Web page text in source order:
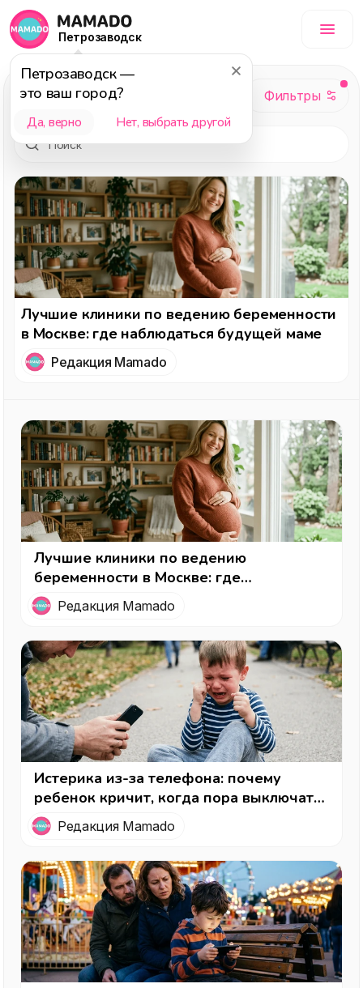
Петрозаводск
Петрозаводск—
это ваш город?
Да, верно Нет, выбрать другой
Здоровье
Лучшие клиники по ведению беременности
в Москве: где наблюдаться будущей маме
Редакция Mamado
Лучшие клиники по ведению
беременности в Москве: где
наблюдаться будущей маме
Редакция Mamado
Истерика из-за телефона: почему
ребенок кричит, когда пора выключать
экран, и как правильно реагировать
Редакция Mamado